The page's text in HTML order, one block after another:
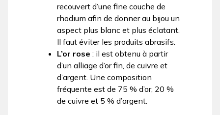
recouvert d’une fine couche de
rhodium afin de donner au bijou un
aspect plus blanc et plus éclatant.
Il faut éviter les produits abrasifs.
L’or rose : il est obtenu à partir
d’un alliage d’or fin, de cuivre et
d’argent. Une composition
fréquente est de 75 % d’or, 20 %
de cuivre et 5 % d’argent.